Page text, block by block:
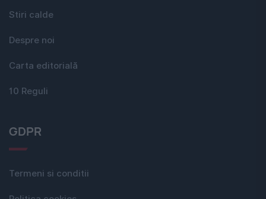
Stiri calde
Despre noi
Carta editorială
10 Reguli
GDPR
Termeni si conditii